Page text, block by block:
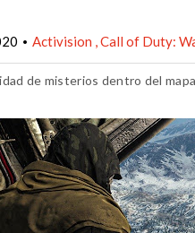
• Activision Call of Duty:
de misterios dentro del